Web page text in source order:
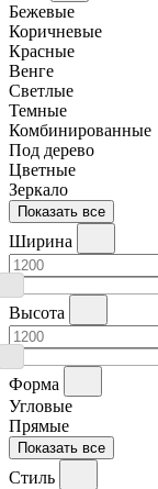
Бежевые
Коричневые
Красные
Венге
Светлые
Темные
Комбинированные
Под дерево
Цветные
Зеркало
Показать все
Ширина
Высота
Форма
Угловые
Прямые
Показать все
Стиль